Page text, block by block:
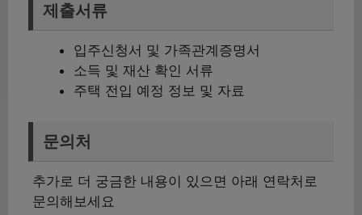
제출서류
입주신청서 및 가족관계증명서
소득 및 재산 확인 서류
주택 전입 예정 정보 및 자료
문의처
추가로 더 궁금한 내용이 있으면 아래 연락처로
문의해보세요